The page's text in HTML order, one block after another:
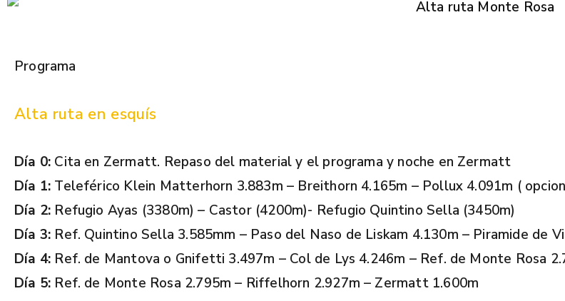
Programa
Alta ruta en esquís
Día 0: Cita en Zermatt. Repaso del material y el programa y noche en Zermatt
Día 1: Teleférico Klein Matterhorn 3.883m – Breithorn 4.165m – Pollux 4.091m (
Día 2: Refugio Ayas (3380m) – Castor (4200m)- Refugio Quintino Sella (3450m)
Día 3: Ref. Quintino Sella 3.585mm – Paso del Naso de Liskam 4.130m – Piramide de
Día 4: Ref. de Mantova o Gnifetti 3.497m – Col de Lys 4.246m – Ref. de Monte Rosa
Día 5: Ref. de Monte Rosa 2.795m – Riffelhorn 2.927m – Zermatt 1.600m